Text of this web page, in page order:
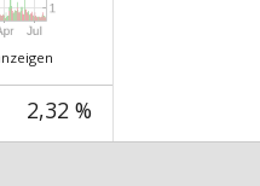
2,32 %